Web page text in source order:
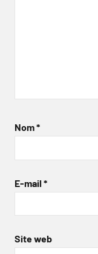
Nom*
E-mail *
Site web